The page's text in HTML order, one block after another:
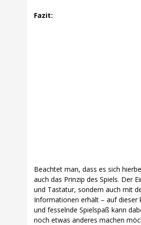
Fazit:
Beachtet man, dass es sich
auch das Prinzip des Spiels. Der
und Tastatur, sondern auch mit
Informationen erhält – auf dieser
und fesselnde Spielspaß kann
noch etwas anderes machen